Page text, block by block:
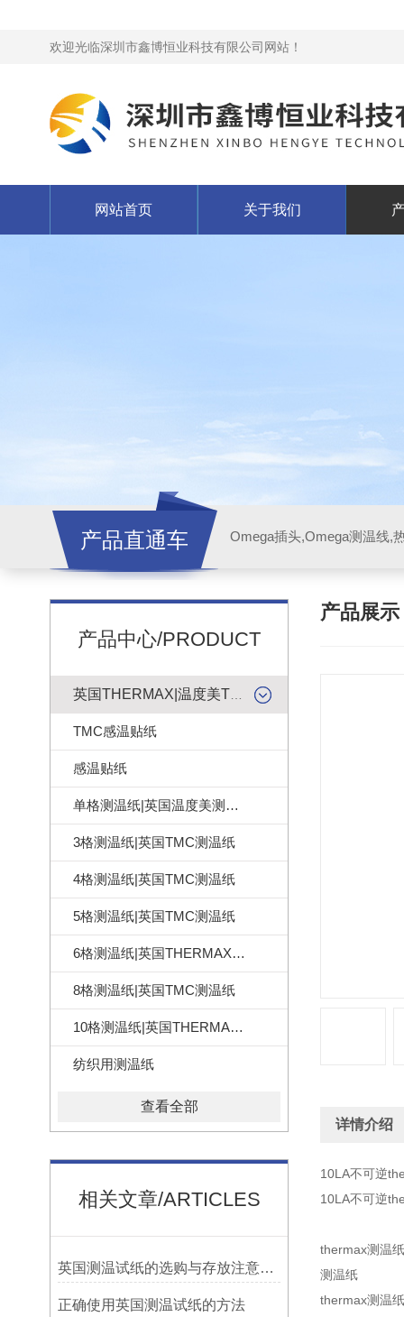
欢迎光临深圳市鑫博恒业科技有限公司网站！
网站首页 关于我们
产品直通车
产品中心/PRODUCT
TMC感温贴纸
感温贴纸
单格测温纸|英国温度美测温纸
3格测温纸|英国TMC测温纸
4格测温纸|英国TMC测温纸
5格测温纸|英国TMC测温纸
6格测温纸|英国THERMAX测温纸
8格测温纸|英国TMC测温纸
10格测温纸|英国THERMAX测温纸
纺织用测温纸
查看全部
相关文章/ARTICLES
英国测温试纸的选购与存放注意事项
正确使用英国测温试纸的方法
产品展示
详情介绍
10LA不可逆
10LA不可逆
thermax测温
测温纸
thermax测温